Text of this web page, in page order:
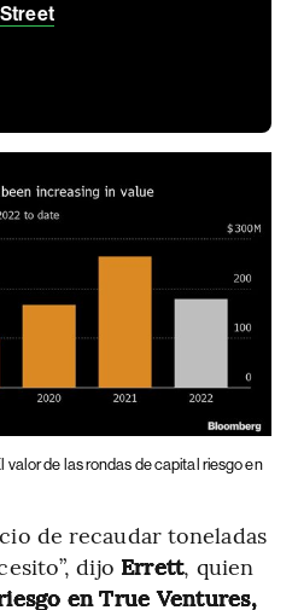
valor de las rondas de capital riesgo en
de recaudar toneladas
dijo Errett, quien
en True Ventures,